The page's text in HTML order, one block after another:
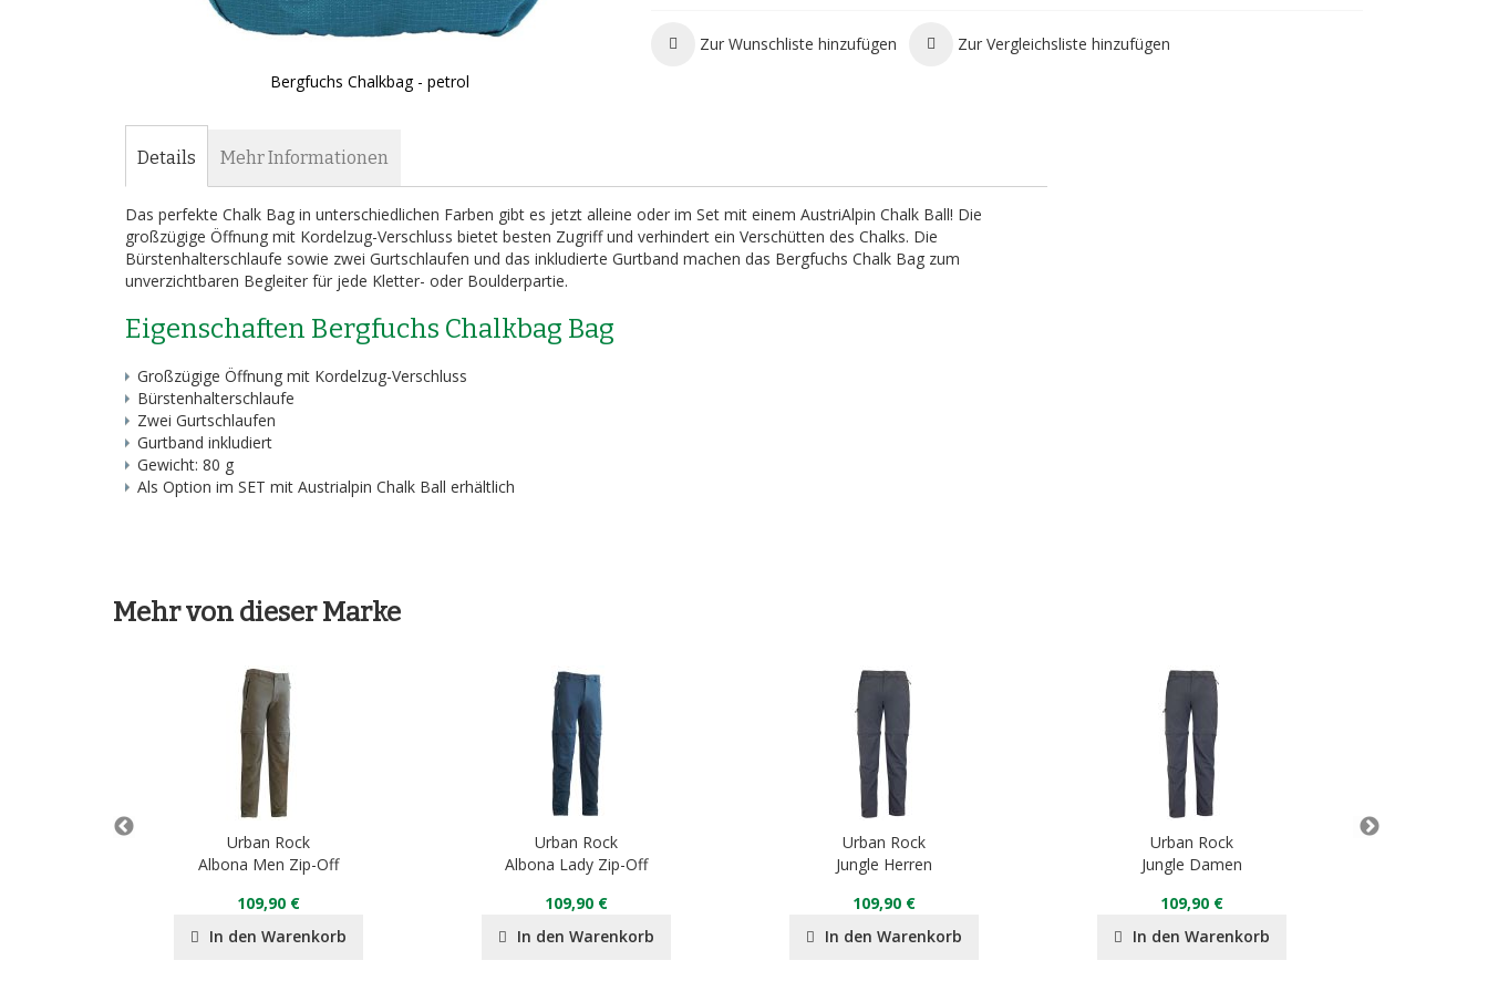
Bergfuchs Chalkbag - petrol
Anfang
Zur Wunschliste hinzufügen Zur Vergleichsliste hinzufügen
Details
Das perfekte Chalk Bag in unterschiedlichen Farben gibt es jetzt alleine oder im Set mit einem AustriAlpin Chalk Ball! Die
großzügige Öffnung mit Kordelzug-Verschluss bietet besten Zugriff und verhindert ein Verschütten des Chalks. Die
Bürstenhalterschlaufe sowie zwei Gurtschlaufen und das inkludierte Gurtband machen das Bergfuchs Chalk Bag zum
unverzichtbaren Begleiter für jede Kletter- oder Boulderpartie.
Eigenschaften Bergfuchs Chalkbag Bag
Großzügige Öffnung mit Kordelzug-Verschluss
Bürstenhalterschlaufe
Zwei Gurtschlaufen
Gurtband inkludiert
Gewicht: 80 g
Als Option im SET mit Austrialpin Chalk Ball erhältlich
Mehr Informationen
Mehr von dieser Marke
Urban Rock
Albona Men Zip-Off
109,90 €
In den Warenkorb
Urban Rock
Albona Lady Zip-Off
109,90 €
In den Warenkorb
Urban Rock
Jungle Herren
109,90 €
In den Warenkorb
Urban Rock
Jungle Damen
109,90 €
In den Warenkorb